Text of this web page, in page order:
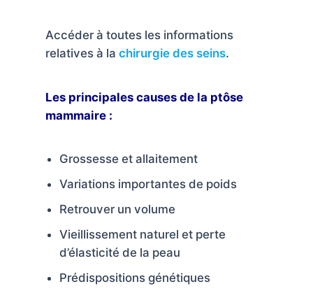
Nos
cliniques
Nos
articles
/
Devis
Gratuit
Accéder à toutes les informations
relatives à la chirurgie des seins.
Les principales causes de la ptôse
mammaire :
Grossesse et allaitement
Variations importantes de poids
Retrouver un volume
Vieillissement naturel et perte
d’élasticité de la peau
Prédispositions génétiques